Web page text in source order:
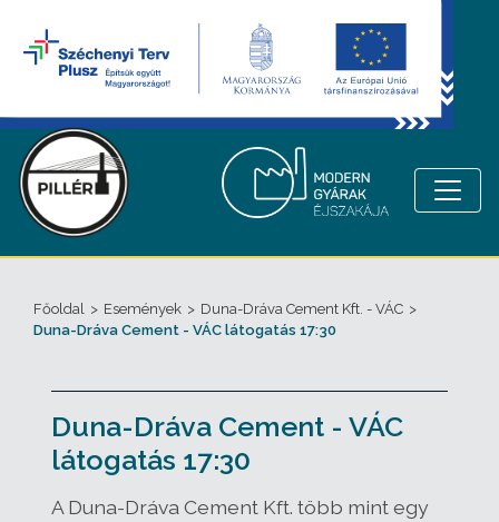
Főoldal > Események > Duna-Dráva Cement Kft. - VÁC >
Duna-Dráva Cement - VÁC látogatás 17:30
Duna-Dráva Cement - VÁC
látogatás 17:30
A Duna-Dráva Cement Kft. több mint egy